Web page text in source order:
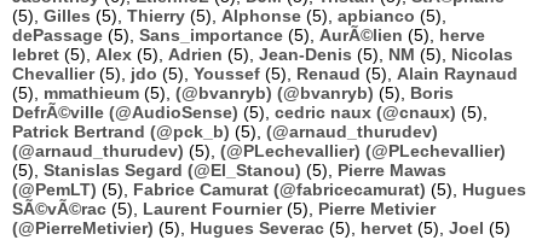
(5), Gilles (5), Thierry (5), Alphonse (5), apbianco (5),
dePassage (5), Sans_importance (5), AurÃ©lien (5), herve
lebret (5), Alex (5), Adrien (5), Jean-Denis (5), NM (5), Nicolas
Chevallier(5), jdo (5), Youssef (5), Renaud (5), Alain Raynaud
(5), mmathieum (5), (@bvanryb) (@bvanryb) (5), Boris
DefrÃ©ville (@AudioSense) (5), cedric naux (@cnaux) (5),
Patrick Bertrand (@pck_b) (5), (@arnaud_thurudev)
(@arnaud_thurudev) (5), (@PLechevallier) (@PLechevallier)
(5), Stanislas Segard (@El_Stanou) (5), Pierre Mawas
(@PemLT) (5), Fabrice Camurat (@fabricecamurat) (5), Hugues
SÃ©vÃ©rac (5), Laurent Fournier(5), Pierre Metivier
(@PierreMetivier) (5), Hugues Severac (5), hervet (5), Joel (5)